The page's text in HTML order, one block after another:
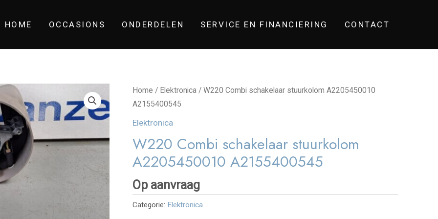
HOME OCCASIONS ONDERDELEN SERVICE EN FINANCIERING CONTACT
Home / Elektronica / W220 Combi schakelaar stuurkolom A2205450010
A2155400545
Elektronica
W220 Combi schakelaar stuurkolom
A2205450010 A2155400545
Op aanvraag
Categorie: Elektronica